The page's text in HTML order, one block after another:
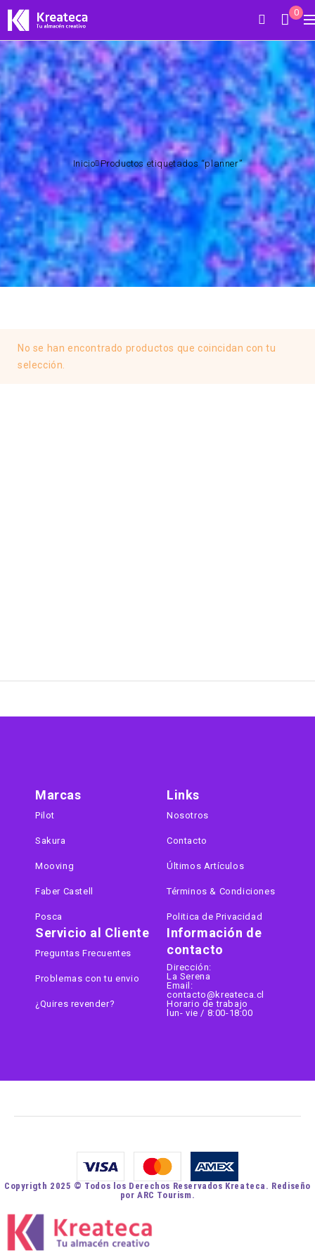
0
Inicio Productos etiquetados “planner”
No se han encontrado productos que coincidan con tu
selección.
Información de
contacto
Dirección:
La Serena
Email:
contacto@kreateca.cl
Horario de trabajo
lun- vie / 8:00-18:00
Marcas
Pilot
Sakura
Mooving
Faber Castell
Posca
Links
Nosotros
Contacto
Últimos Artículos
Términos & Condiciones
Politica de Privacidad
Servicio al Cliente
Preguntas Frecuentes
Problemas con tu envio
¿Quires revender?
Copyrigth 2025 © Todos los Derechos Reservados Kreateca. Rediseño
por ARC Tourism.